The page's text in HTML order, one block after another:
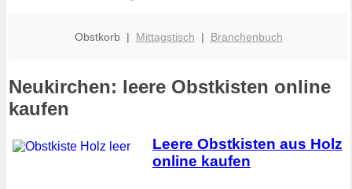
Obstkorb | Mittagstisch | Branchenbuch
Neukirchen: leere Obstkisten online
kaufen
Leere Obstkisten aus Holz
online kaufen